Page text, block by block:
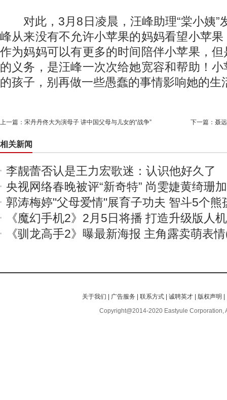
对此，3月8日凌晨，汪峰助理“棠小姨”
峰从来没有不允许小苹果的妈妈看望小苹
作为妈妈可以有更多的时间陪伴小苹果，
的义务，是汪峰一次次给她宽容和帮助！
的孩子，别再做一些愚蠢的事情影响她的生
上一篇： 宋丹丹佟大为演母子 讲中国父母与儿女的“战争” 下一篇： 聂
相关新闻
李靓蕾否认是王力宏歌迷：认识他好久了
央视网络春晚被评“新奇特” 尚雯婕黄绮珊
郭涛梅婷"父母爱情"展育子功夫 智斗5个熊
《魔幻手机2》2月5日将播 打造升级版人
《驯龙高手2》曝最新海报 主角露卖萌表
关于我们 广告服务 |联系方式 |诚聘英才 版权声明
Copyright@2014-2020 Eastyule